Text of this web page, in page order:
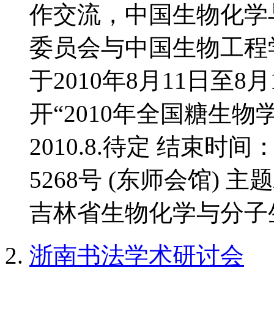
作交流，中国生物化
委员会与中国生物工
于2010年8月11日至8
开“2010年全国糖生物
2010.8.待定 结束时间
5268号 (东师会馆) 主
吉林省生物化学与分
浙南书法学术研讨会